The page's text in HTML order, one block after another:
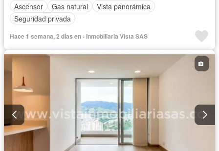
Ascensor
Gas natural
Vista panorámica
Seguridad privada
Hace 1 semana, 2 días en - Inmobiliaria Vista SAS